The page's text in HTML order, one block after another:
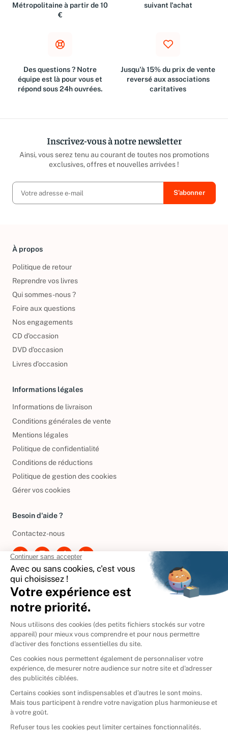
Métropolitaine à partir de 10
€
suivant l'achat
Des questions ? Notre
équipe est là pour vous et
répond sous 24h ouvrées.
Jusqu'à 15% du prix de vente
reversé aux associations
caritatives
Inscrivez-vous à notre newsletter
Ainsi, vous serez tenu au courant de toutes nos promotions
exclusives, offres et nouvelles arrivées !
À propos
Politique de retour
Reprendre vos livres
Qui sommes-nous ?
Foire aux questions
Nos engagements
CD d'occasion
DVD d'occasion
Livres d’occasion
Informations légales
Informations de livraison
Conditions générales de vente
Mentions légales
Politique de confidentialité
Conditions de réductions
Politique de gestion des cookies
Gérer vos cookies
Besoin d'aide ?
Contactez-nous
International
🇪🇸Espagne
🇩🇪Allemagne
🇮🇹 Italie